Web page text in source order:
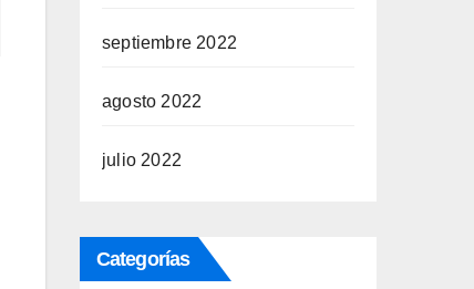
septiembre 2022
agosto 2022
julio 2022
Categorías